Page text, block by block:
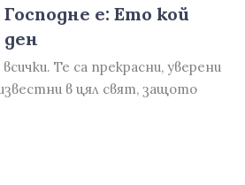
е: Ето кой
Те са прекрасни, уверени
в цял свят, защото